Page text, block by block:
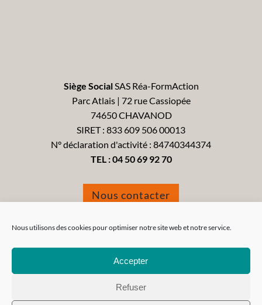
Nous utilisons des cookies pour optimiser notre site web et notre service.
Accepter
Refuser
Siège SocialSAS Réa-FormAction
Parc Atlais | 72 rue Cassiopée
74650 CHAVANOD
SIRET : 833 609 506 00013
N° déclaration d'activité : 84740344374
TEL :04 50 69 92 70
Nous contacter